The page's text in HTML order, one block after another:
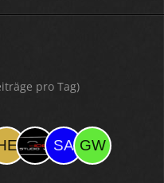
pro Tag)